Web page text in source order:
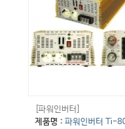
[파워인버터]
제품명 :파워인버터 Ti-